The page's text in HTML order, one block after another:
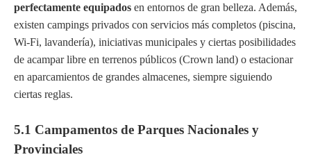
perfectamente equipados en entornos de gran belleza. Además,
existen campings privados con servicios más completos (piscina,
Wi-Fi, lavandería), iniciativas municipales y ciertas posibilidades
de acampar libre en terrenos públicos (Crown land) o estacionar
en aparcamientos de grandes almacenes, siempre siguiendo
ciertas reglas.
5.1 Campamentos de Parques Nacionales y
Provinciales